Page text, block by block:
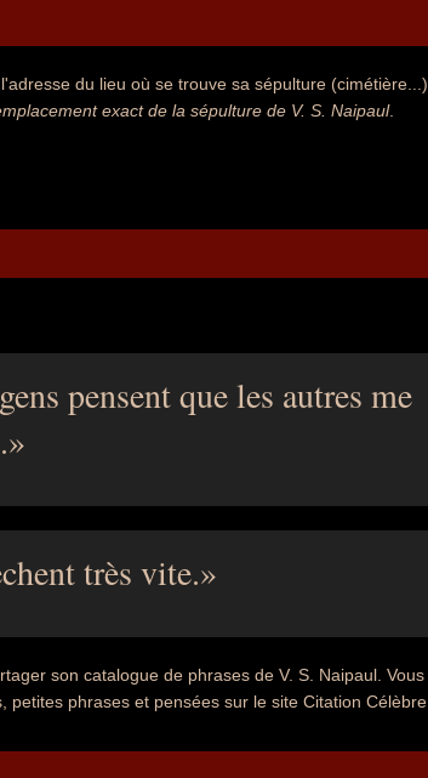
du lieu où se trouve sa sépulture (cimétière...).
exact de la sépulture de V. S. Naipaul.
pensent que les autres me
très vite.
son catalogue de phrases de V. S. Naipaul. Vous
petites phrases et pensées sur le site Citation Célèbre.